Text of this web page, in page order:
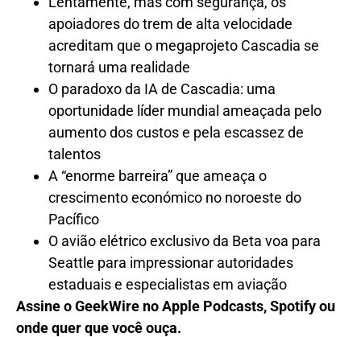
apoiadores do trem de alta velocidade
acreditam que o megaprojeto Cascadia se
tornará uma realidade
O paradoxo da IA ​​de Cascadia: uma
oportunidade líder mundial ameaçada pelo
aumento dos custos e pela escassez de
talentos
A “enorme barreira” que ameaça o
crescimento económico no noroeste do
Pacífico
O avião elétrico exclusivo da Beta voa para
Seattle para impressionar autoridades
estaduais e especialistas em aviação
Assine o GeekWire no Apple Podcasts, Spotify ou
onde quer que você ouça.